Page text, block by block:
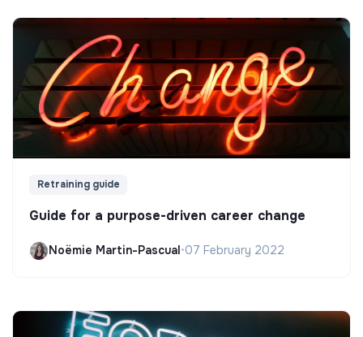
Retraining guide
Guide for a purpose-driven career change
Noëmie Martin-Pascual•07 February 2022